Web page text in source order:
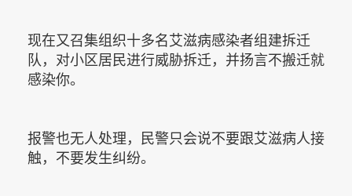
现在又召集组织十多名艾滋病感染者组建拆迁
队，对小区居民进行威胁拆迁，并扬言不搬迁就
感染你。
报警也无人处理，民警只会说不要跟艾滋病人接
触，不要发生纠纷。